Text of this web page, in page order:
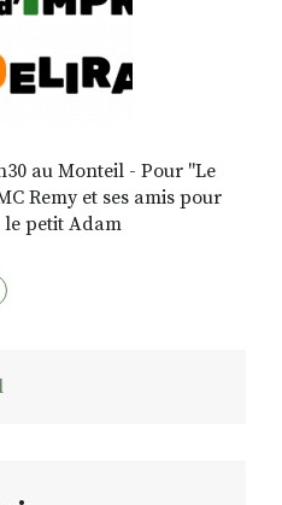
au Monteil - Pour "Le
Remy et ses amis pour
petit Adam